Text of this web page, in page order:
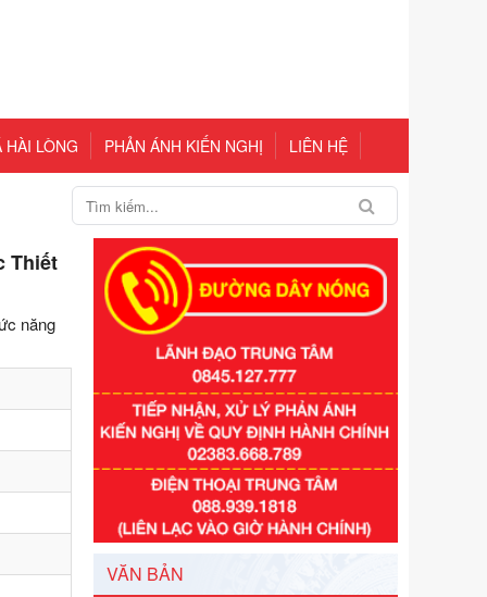
HÀI LÒNG PHẢN ÁNH KIẾN NGHỊ LIÊN HỆ
Thiết
năng
VĂN BẢN
Số kí hiệu:351/2025/NĐ-CP
Tên: Nghị định số 351/2025/NĐ-CP
của Chính phủ: Quy định chuẩn
nghèo đa chiều quốc gia giai đoạn
Ngày ban hành: 29/12/2026